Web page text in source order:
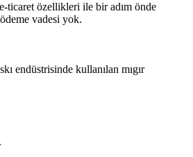
ticaret özellikleri ile bir adım önde
vadesi yok.
endüstrisinde kullanılan mıgır